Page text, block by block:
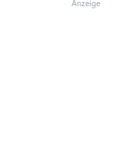
Anzeige